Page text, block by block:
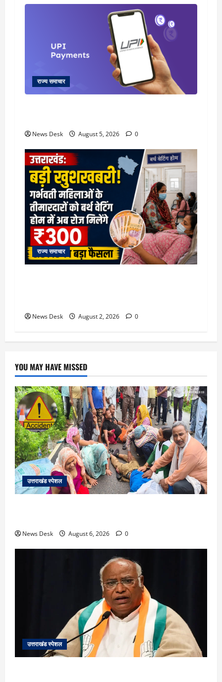
राज्य समाचार
News Desk August 5, 2026 0
राज्य समाचार
News Desk August 2, 2026 0
YOU MAY HAVE MISSED
उत्तराखंड स्पेशल
News Desk August 6, 2026 0
उत्तराखंड स्पेशल